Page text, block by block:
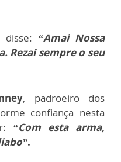
disse: “Amai Nossa
Rezai sempre o seu
, padroeiro dos
confiança nesta
“Com esta arma,
.